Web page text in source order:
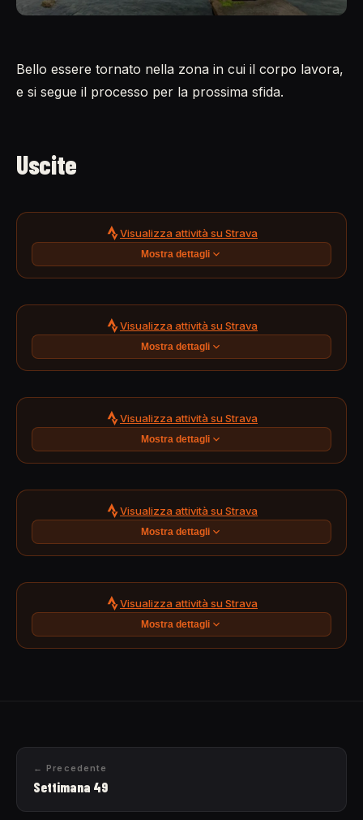
Bello essere tornato nella zona in cui il corpo lavora,
e si segue il processo per la prossima sfida.
Uscite
Visualizza attività su Strava
Mostra dettagli
Visualizza attività su Strava
Mostra dettagli
Visualizza attività su Strava
Mostra dettagli
Visualizza attività su Strava
Mostra dettagli
Visualizza attività su Strava
Mostra dettagli
← Precedente
Settimana 49